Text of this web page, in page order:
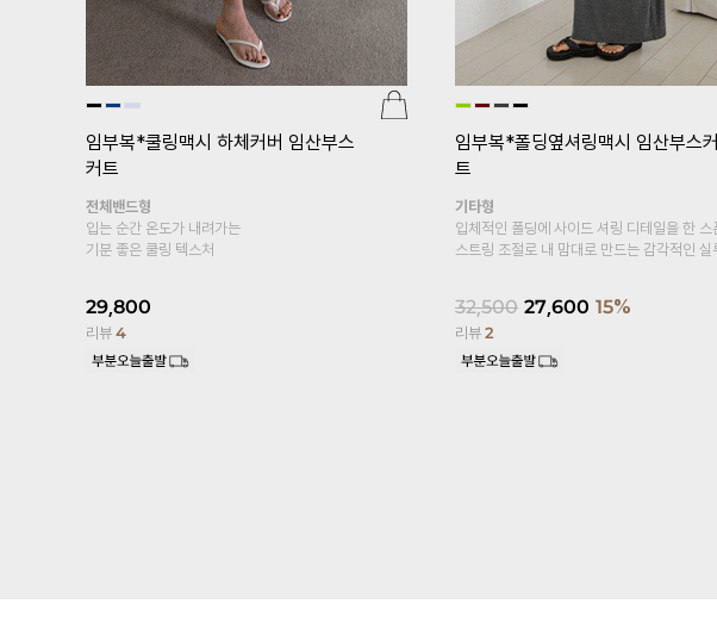
er.5부)
24,000
리뷰 95
[기획특가 1+1]임부복*푸딩스판 10
부 임산부레깅스
복대형
봄, 여름 착용하기 좋은 레이온 소재의
10부 레깅스~ S,M,L사이즈
19,800 17,800 10%
리뷰 13,329